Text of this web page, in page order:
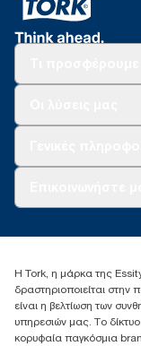
+302102705722
17th
14564
Mob:
Η Tork, η μάρκα της
δραστηριοποιείται στην
είναι η βελτίωση των
υπηρεσιών μας. Το
κορυφαία παγκόσμια